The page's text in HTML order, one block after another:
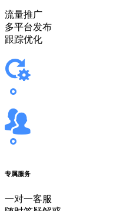
流量推广
多平台发布
跟踪优化
专属服务
一对一客服